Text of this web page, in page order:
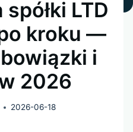
LTD
kroku —
i
2026
2026-06-18